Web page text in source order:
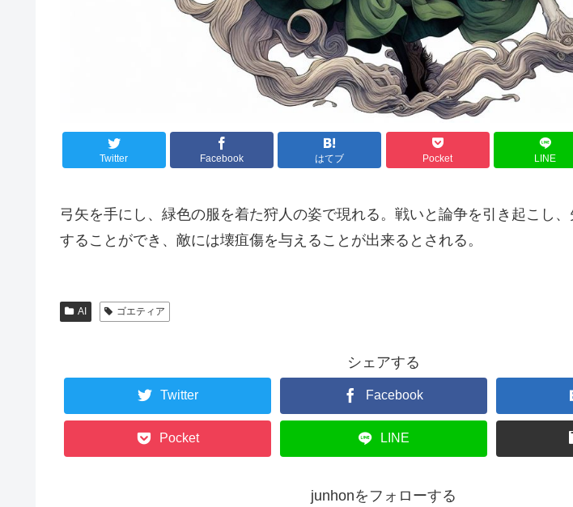
Twitter Facebook はてブ Pocket LINE
弓矢を手にし、緑色の服を着た狩人の姿で現れる。戦いと論争を引き起こし
することができ、敵には壊疽傷を与えることが出来るとされる。
AI ゴエティア
シェアする
Twitter Facebook
Pocket LINE
junhonをフォローする